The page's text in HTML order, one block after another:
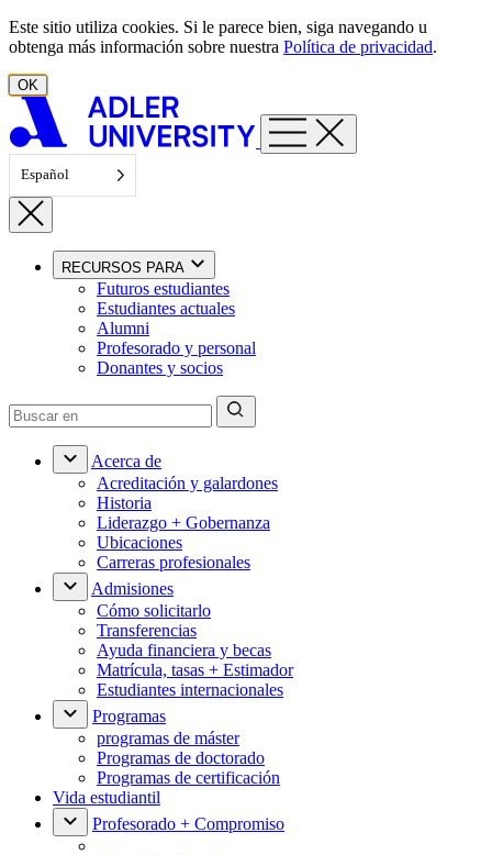
Ir al contenido
Este sitio utiliza cookies. Si le parece bien, siga navegando u
obtenga más información sobre nuestra Política de privacidad.
OK
Español
RECURSOS PARA
Futuros estudiantes
Estudiantes actuales
Alumni
Profesorado y personal
Donantes y socios
Acerca de
Acreditación y galardones
Historia
Liderazgo + Gobernanza
Ubicaciones
Carreras profesionales
Admisiones
Cómo solicitarlo
Transferencias
Ayuda financiera y becas
Matrícula, tasas + Estimador
Estudiantes internacionales
Programas
programas de máster
Programas de doctorado
Programas de certificación
Vida estudiantil
Profesorado + Compromiso